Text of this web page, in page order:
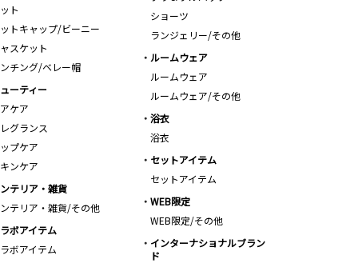
ト
トキャップ/ビーニー
スケット
チング/ベレー帽
ショーツ
ランジェリー/その他
ルームウェア
ルームウェア
ルームウェア/その他
ーティー
ケア
グランス
プケア
ンケア
浴衣
浴衣
セットアイテム
セットアイテム
テリア・雑貨
テリア・雑貨/その他
WEB限定
WEB限定/その他
ボアイテム
ボアイテム
インターナショナルブラン
ド